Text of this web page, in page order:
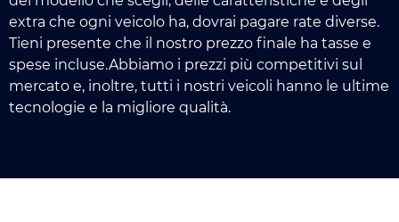
extra che ogni veicolo ha, dovrai pagare rate diverse.
Tieni presente che il nostro prezzo finale ha tasse e
spese incluse.Abbiamo i prezzi più competitivi sul
mercato e, inoltre, tutti i nostri veicoli hanno le ultime
tecnologie e la migliore qualità.